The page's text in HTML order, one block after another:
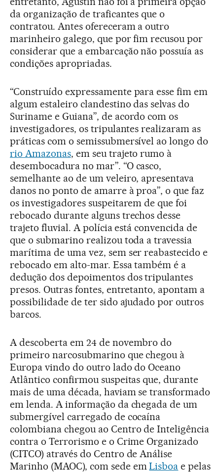
da organização de traficantes que o
contratou. Antes ofereceram a outro
marinheiro galego, que por fim recusou por
considerar que a embarcação não possuía as
condições apropriadas.
“Construído expressamente para esse fim em
algum estaleiro clandestino das selvas do
Suriname e Guiana”, de acordo com os
investigadores, os tripulantes realizaram as
práticas com o semissubmersível ao longo do
rio Amazonas, em seu trajeto rumo à
desembocadura no mar”. “O casco,
semelhante ao de um veleiro, apresentava
danos no ponto de amarre à proa”, o que faz
os investigadores suspeitarem de que foi
rebocado durante alguns trechos desse
trajeto fluvial. A polícia está convencida de
que o submarino realizou toda a travessia
marítima de uma vez, sem ser reabastecido e
rebocado em alto-mar. Essa também é a
dedução dos depoimentos dos tripulantes
presos. Outras fontes, entretanto, apontam a
possibilidade de ter sido ajudado por outros
barcos.
A descoberta em 24 de novembro do
primeiro narcosubmarino que chegou à
Europa vindo do outro lado do Oceano
Atlântico confirmou suspeitas que, durante
mais de uma década, haviam se transformado
em lenda. A informação da chegada de um
submergível carregado de cocaína
colombiana chegou ao Centro de Inteligência
contra o Terrorismo e o Crime Organizado
(CITCO) através do Centro de Análise
Marinho (MAOC), com sede emLisboa e pelas